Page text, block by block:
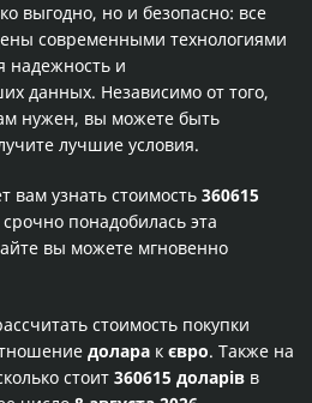
выгодно, но и безопасно: все
современными технологиями
надежность и
данных. Независимо от того,
нужен, вы можете быть
лучшие условия.
вам узнать стоимость 360615
понадобилась эта
вы можете мгновенно
стоимость покупки
долара к євро. Также на
стоит 360615 доларів в